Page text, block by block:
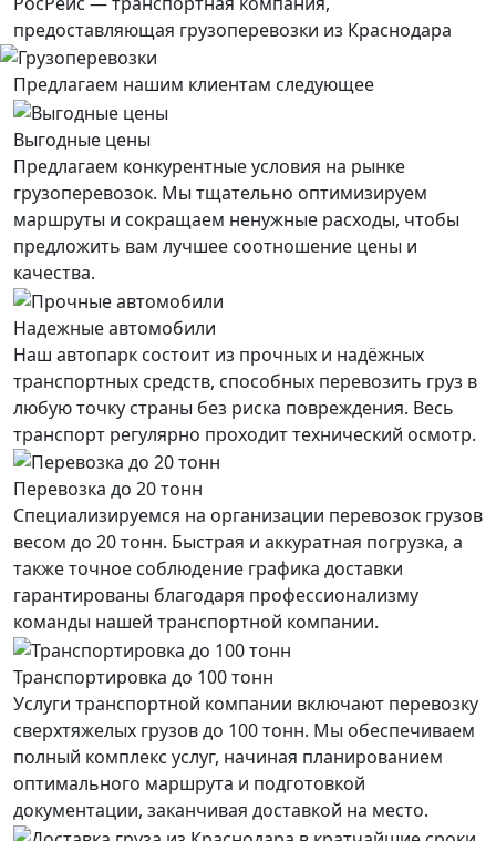
предоставляющая грузоперевозки из Краснодара
Предлагаем нашим клиентам следующее
Выгодные цены
Предлагаем конкурентные условия на рынке
грузоперевозок. Мы тщательно оптимизируем
маршруты и сокращаем ненужные расходы, чтобы
предложить вам лучшее соотношение цены и
качества.
Надежные автомобили
Наш автопарк состоит из прочных и надёжных
транспортных средств, способных перевозить груз в
любую точку страны без риска повреждения. Весь
транспорт регулярно проходит технический осмотр.
Перевозка до 20 тонн
Специализируемся на организации перевозок грузов
весом до 20 тонн. Быстрая и аккуратная погрузка, а
также точное соблюдение графика доставки
гарантированы благодаря профессионализму
команды нашей транспортной компании.
Транспортировка до 100 тонн
Услуги транспортной компании включают перевозку
сверхтяжелых грузов до 100 тонн. Мы обеспечиваем
полный комплекс услуг, начиная планированием
оптимального маршрута и подготовкой
документации, заканчивая доставкой на место.